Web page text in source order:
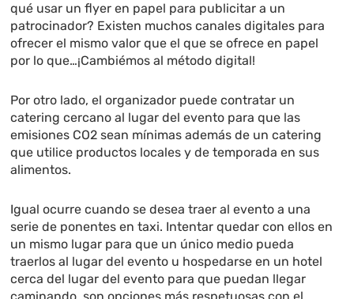
qué usar un flyer en papel para publicitar a un
patrocinador? Existen muchos canales digitales para
ofrecer el mismo valor que el que se ofrece en papel
por lo que…¡Cambiémos al método digital!
Por otro lado, el organizador puede contratar un
catering cercano al lugar del evento para que las
emisiones CO2 sean mínimas además de un catering
que utilice productos locales y de temporada en sus
alimentos.
Igual ocurre cuando se desea traer al evento a una
serie de ponentes en taxi. Intentar quedar con ellos en
un mismo lugar para que un único medio pueda
traerlos al lugar del evento u hospedarse en un hotel
cerca del lugar del evento para que puedan llegar